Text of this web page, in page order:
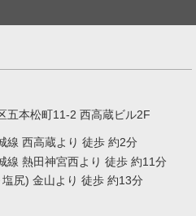
五本松町11-2 西高蔵ビル2F
線 西高蔵より 徒歩 約2分
線 熱田神宮西より 徒歩 約11分
尻) 金山より 徒歩 約13分